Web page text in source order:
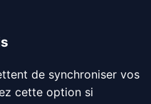
de synchroniser vos
cette option si